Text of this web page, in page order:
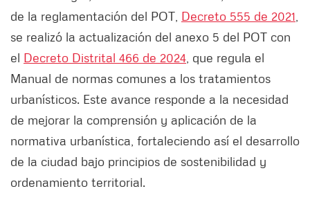
de la reglamentación del POT, Decreto 555 de 2021
se realizó la actualización del anexo 5 del POT con
el Decreto Distrital 466 de 2024 , que regula el
Manual de normas comunes a los tratamientos
urbanísticos. Este avance responde a la necesidad
de mejorar la comprensión y aplicación de la
normativa urbanística, fortaleciendo así el desarrollo
de la ciudad bajo principios de sostenibilidad y
ordenamiento territorial.